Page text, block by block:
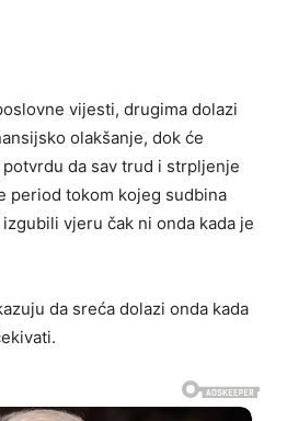
vijesti, drugima dolazi
olakšanje, dok će
da sav trud i strpljenje
period tokom kojeg sudbina
vjeru čak ni onda kada je
da sreća dolazi onda kada